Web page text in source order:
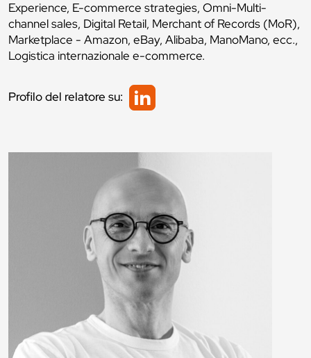
Experience, E-commerce strategies, Omni-Multi-
channel sales, Digital Retail, Merchant of Records (MoR),
Marketplace - Amazon, eBay, Alibaba, ManoMano, ecc.,
Logistica internazionale e-commerce.
Profilo del relatore su: